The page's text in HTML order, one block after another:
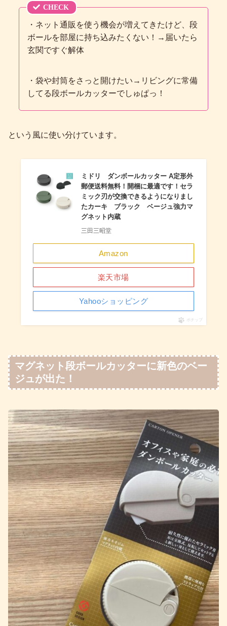
・ネット通販を使う機会が増えてきたけど、段
ボールを部屋に持ち込みたくない！→届いたら
玄関ですぐ解体
・袋や封筒をさっと開けたい→リビングに常備
してる段ボールカッターでしゅぱっ！
という風に使い分けています。
ミドリ ダンボールカッター A定形外
郵便送料無料！開梱に最適です！セラ
ミック刃が交換できるようになりまし
たカーキ ブラック ベージュ強力マ
グネット内蔵
三田三昭堂
Amazon
楽天市場
Yahooショッピング
ポチップ
マグネット段ボールカッターに新色のベー
ジュが出た！